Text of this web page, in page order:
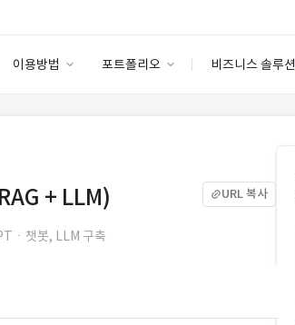
이용방법 포트폴리오 비즈니스 솔루션
고객센터
안심 코드 케어
스토어
+ LLM) URL 복사
ㆍ챗봇, LLM 구축